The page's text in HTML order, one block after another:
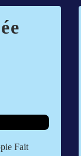
Fait